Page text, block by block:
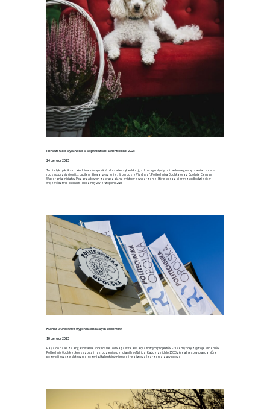
Pierwsze takie wydarzenie w województwie: Zwierzopiknik 2025
24 czerwca 2025
To nie tylko piknik – to całodniowe święto miłości do zwierząt, edukacji, zdrowego stylu życia i radosnego spędzania czasu z
rodziną, przyjaciółmi i… pupilem! Stowarzyszenie „W ogrodzie Viadrusa”, Politechnika Opolska oraz Opolskie Centrum
Wspierania Inicjatyw Pozarządowych zapraszają na wyjątkowe wydarzenie, które po raz pierwszy odbędzie się w
województwie opolskim – Rodzinny Zwierzopiknik 2025
Nutricia ufundowała stypendia dla naszych studentów
18 czerwca 2025
Pasja do nauki, zaangażowanie społeczne i odwaga w realizacji ambitnych projektów – te cechy połączyły troje studentów
Politechniki Opolskiej, którzy zostali nagrodzeni stypendiami firmy Nutricia. Każde z nich to 15 000 zł realnego wsparcia, które
pozwoli jeszcze skuteczniej rozwijać talenty inżynierskie i realizować marzenia zawodowe.